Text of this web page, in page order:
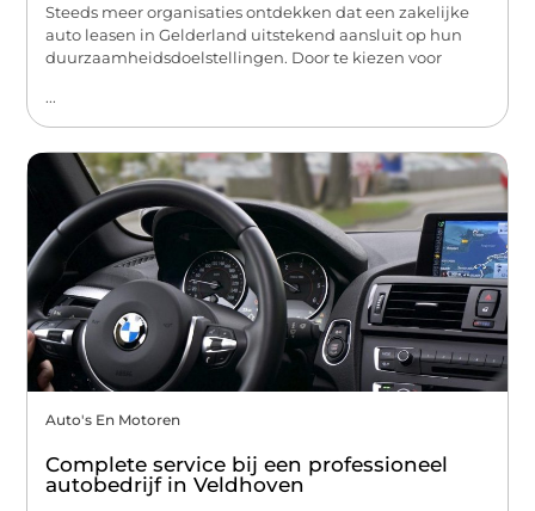
Steeds meer organisaties ontdekken dat een zakelijke
auto leasen in Gelderland uitstekend aansluit op hun
duurzaamheidsdoelstellingen. Door te kiezen voor
...
Auto's En Motoren
Complete service bij een professioneel
autobedrijf in Veldhoven